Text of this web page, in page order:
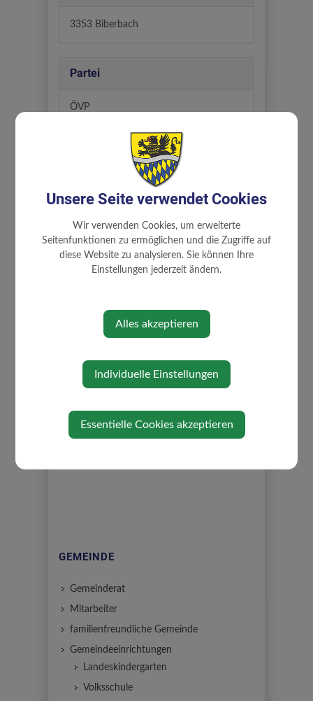
3353 Biberbach
Partei
ÖVP
Zuständigkeiten
Bauen, Wohnen, Flächenwidmung
Landwirtschaft, Güterwege und Sport
Schule, Kindergarten und Familie
⇐ zurück
GEMEINDE
Gemeinderat
Mitarbeiter
familienfreundliche Gemeinde
Gemeindeeinrichtungen
Landeskindergarten
Volksschule
Unsere Seite verwendet Cookies
Wir verwenden Cookies, um erweiterte
Seitenfunktionen zu ermöglichen und die Zugriffe auf
diese Website zu analysieren. Sie können Ihre
Einstellungen jederzeit ändern.
Alles akzeptieren
Individuelle Einstellungen
Essentielle Cookies akzeptieren